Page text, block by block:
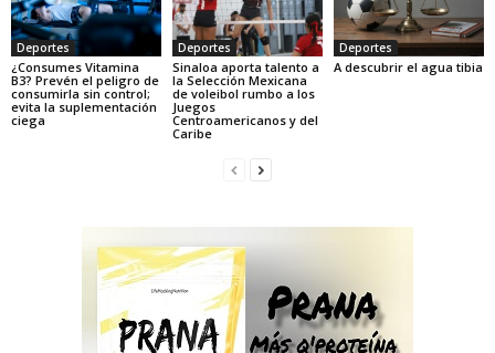
Deportes
¿Consumes Vitamina
B3? Prevén el peligro de
consumirla sin control;
evita la suplementación
ciega
Deportes
Sinaloa aporta talento a
la Selección Mexicana
de voleibol rumbo a los
Juegos
Centroamericanos y del
Caribe
Deportes
A descubrir el agua tibia